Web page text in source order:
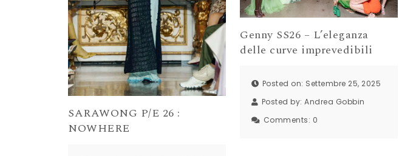
SARAWONG P/E 26 :
NOWHERE
Genny SS26 – L’eleganza
delle curve imprevedibili
Posted on: Settembre 25, 2025
Posted by:Andrea Gobbin
Comments: 0